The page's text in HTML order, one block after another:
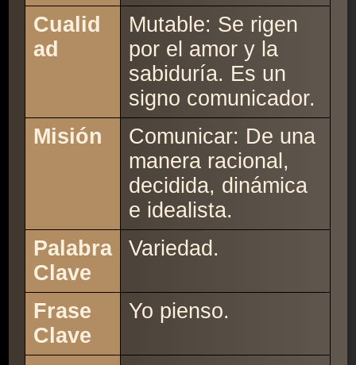
Cualid
ad
Mutable: Se rigen
por el amor y la
sabiduría. Es un
signo comunicador.
Misión
Comunicar: De una
manera racional,
decidida, dinámica
e idealista.
Palabra
Clave
Variedad.
Frase
Clave
Yo pienso.